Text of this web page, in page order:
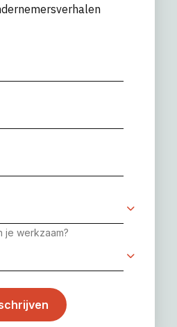
je werkzaam?